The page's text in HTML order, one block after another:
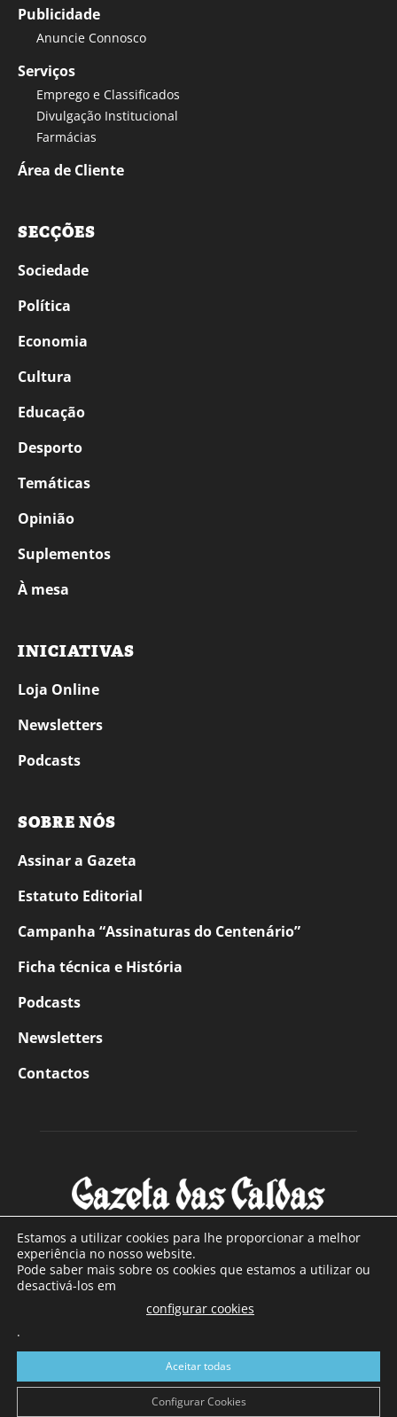
Publicidade
Anuncie Connosco
Serviços
Emprego e Classificados
Divulgação Institucional
Farmácias
Área de Cliente
SECÇÕES
Sociedade
Política
Economia
Cultura
Educação
Desporto
Temáticas
Opinião
Suplementos
À mesa
INICIATIVAS
Loja Online
Newsletters
Podcasts
SOBRE NÓS
Assinar a Gazeta
Estatuto Editorial
Campanha “Assinaturas do Centenário”
Ficha técnica e História
Podcasts
Newsletters
Contactos
SOBRE NÓS
Com sede nas Caldas da Rainha e mais de 90 anos de
a sul de distrito de Leiria, com mais de 40.000 leitores por
toda a região Oeste. Jornal com distribuição em Portugal
Continental e assinatura online.
Estamos a utilizar cookies para lhe proporcionar a melhor
experiência no nosso website.
Pode saber mais sobre os cookies que estamos a utilizar ou
desactivá-los em
configurar cookies
.
Aceitar todas
Configurar Cookies